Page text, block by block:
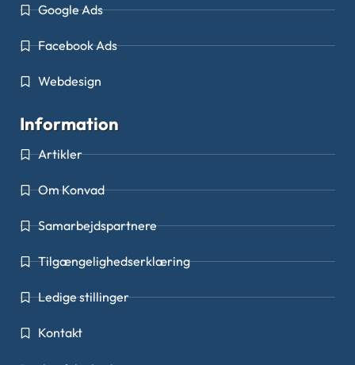
Google Ads
Facebook Ads
Webdesign
Information
Artikler
Om Konvad
Samarbejdspartnere
Tilgængelighedserklæring
Ledige stillinger
Kontakt